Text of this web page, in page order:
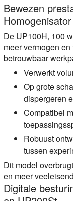
Bewezen
Homogenisator
De UP100H, 100
meer vermogen
betrouwbaar
Verwerkt
Op grote
dispergeren
Compatibel
Robuust
tussen
Dit model
en meer
Digitale